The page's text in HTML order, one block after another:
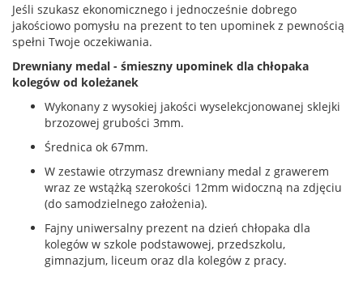
Jeśli szukasz ekonomicznego i jednocześnie dobrego
jakościowo pomysłu na prezent to ten upominek z pewnością
spełni Twoje oczekiwania.
Drewniany medal - śmieszny upominek dla chłopaka
kolegów od koleżanek
Wykonany z wysokiej jakości wyselekcjonowanej sklejki
brzozowej grubości 3mm.
Średnica ok 67mm.
W zestawie otrzymasz drewniany medal z grawerem
wraz ze wstążką szerokości 12mm widoczną na zdjęciu
(do samodzielnego założenia).
Fajny uniwersalny prezent na dzień chłopaka dla
kolegów w szkole podstawowej, przedszkolu,
gimnazjum, liceum oraz dla kolegów z pracy.